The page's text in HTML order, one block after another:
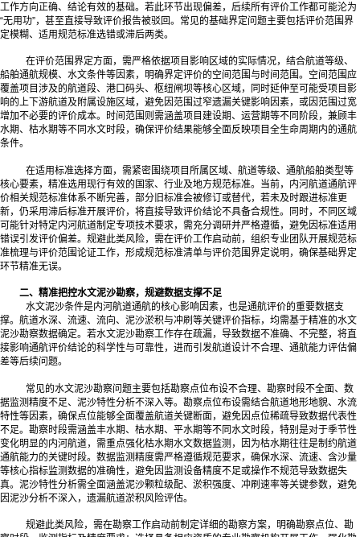
工作方向正确、结论有效的基础。若此环节出现偏差，后续所有评价工作都可能沦为
“无用功”，甚至直接导致评价报告被驳回。常见的基础界定问题主要包括评价范围界
定模糊、适用规范标准选错或滞后两类。
在评价范围界定方面，需严格依据项目影响区域的实际情况，结合航道等级、
船舶通航规模、水文条件等因素，明确界定评价的空间范围与时间范围。空间范围应
覆盖项目涉及的航道段、港口码头、枢纽闸坝等核心区域，同时延伸至可能受项目影
响的上下游航道及附属设施区域，避免因范围过窄遗漏关键影响因素，或因范围过宽
增加不必要的评价成本。时间范围则需涵盖项目建设期、运营期等不同阶段，兼顾丰
水期、枯水期等不同水文时段，确保评价结果能够全面反映项目全生命周期内的通航
条件。
在适用标准选择方面，需紧密围绕项目所属区域、航道等级、通航船舶类型等
核心要素，精准选用现行有效的国家、行业及地方规范标准。当前，内河航道通航评
价相关规范标准体系不断完善，部分旧标准会被修订或替代，若未及时跟进标准更
新，仍采用滞后标准开展评价，将直接导致评价结论不具备合规性。同时，不同区域
可能针对特定内河航道制定专项技术要求，需充分调研并严格遵循，避免因标准适用
错误引发评价偏差。规避此类风险，需在评价工作启动前，组织专业团队开展规范标
准梳理与评价范围论证工作，形成规范标准清单与评价范围界定说明，确保基础界定
环节精准无误。
二、精准把控水文泥沙勘察，规避数据支撑不足
水文泥沙条件是内河航道通航的核心影响因素，也是通航评价的重要数据支
撑。航道水深、流速、流向、泥沙淤积与冲刷等关键评价指标，均需基于精准的水文
泥沙勘察数据确定。若水文泥沙勘察工作存在疏漏，导致数据不准确、不完整，将直
接影响通航评价结论的科学性与可靠性，进而引发航道设计不合理、通航能力评估偏
差等后续问题。
常见的水文泥沙勘察问题主要包括勘察点位布设不合理、勘察时段不全面、数
据监测精度不足、泥沙特性分析不深入等。勘察点位布设需结合航道地形地貌、水流
特性等因素，确保点位能够全面覆盖航道关键断面，避免因点位稀疏导致数据代表性
不足。勘察时段需涵盖丰水期、枯水期、平水期等不同水文时段，特别是对于季节性
变化明显的内河航道，需重点强化枯水期水文数据监测，因为枯水期往往是制约航道
通航能力的关键时段。数据监测精度需严格遵循规范要求，确保水深、流速、含沙量
等核心指标监测数据的准确性，避免因监测设备精度不足或操作不规范导致数据失
真。泥沙特性分析需全面涵盖泥沙颗粒级配、淤积强度、冲刷速率等关键参数，避免
因泥沙分析不深入，遗漏航道淤积风险评估。
规避此类风险，需在勘察工作启动前制定详细的勘察方案，明确勘察点位、勘